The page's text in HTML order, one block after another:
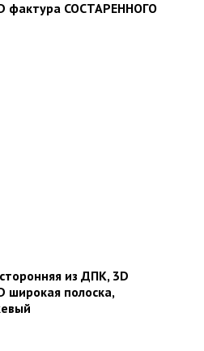
фактура СОСТАРЕННОГО
из ДПК, 3D
широкая полоска,